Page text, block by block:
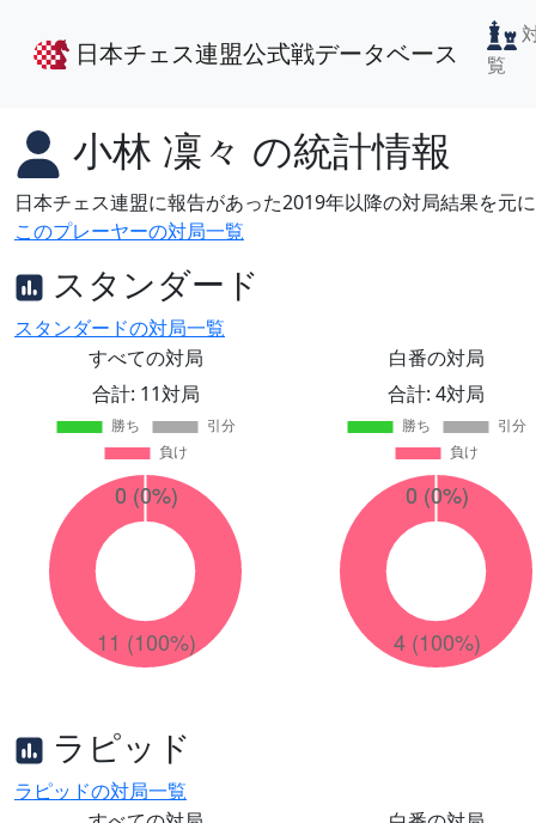
日本チェス連盟公式戦データベース
覧
小林 凜々 の統計情報
日本チェス連盟に報告があった2019年以降の対局結果を元
このプレーヤーの対局一覧
スタンダード
スタンダードの対局一覧
すべての対局
合計: 11対局
白番の対局
合計: 4対局
ラピッド
ラピッドの対局一覧